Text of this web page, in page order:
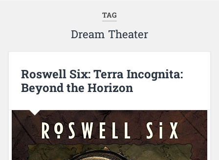
TAG
Dream Theater
Roswell Six: Terra Incognita:
Beyond the Horizon